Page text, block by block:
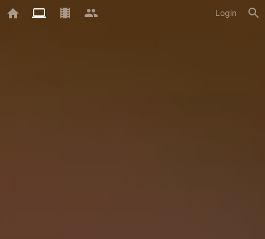
Login